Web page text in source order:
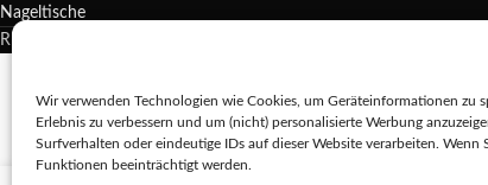
Wir verwenden Technologien wie Cookies, um Geräteinformationen
Erlebnis zu verbessern und um (nicht) personalisierte Werbung
Surfverhalten oder eindeutige IDs auf dieser Website verarbeiten.
Funktionen beeinträchtigt werden.
Nageltische
REDA SHOP - Hochwertige Studio Ausstattung